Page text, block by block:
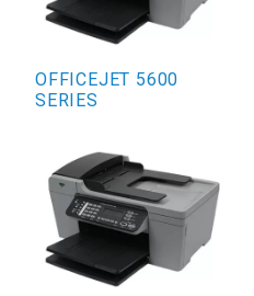
OFFICEJET 5600
SERIES